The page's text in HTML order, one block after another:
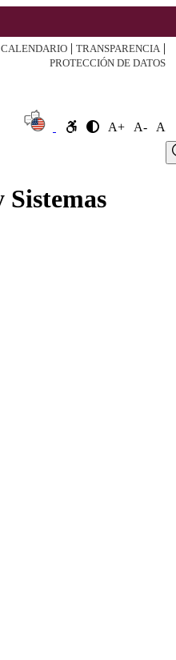
CALENDARIO | TRANSPARENCIA |
PROTECCIÓN DE DATOS
A+ A-
A